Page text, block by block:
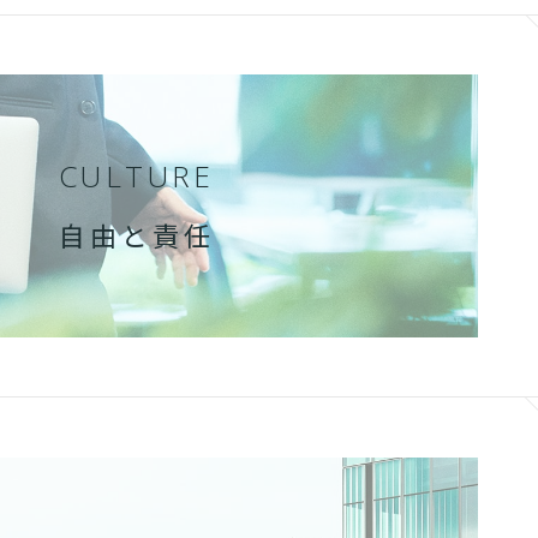
CULTURE
自由と責任